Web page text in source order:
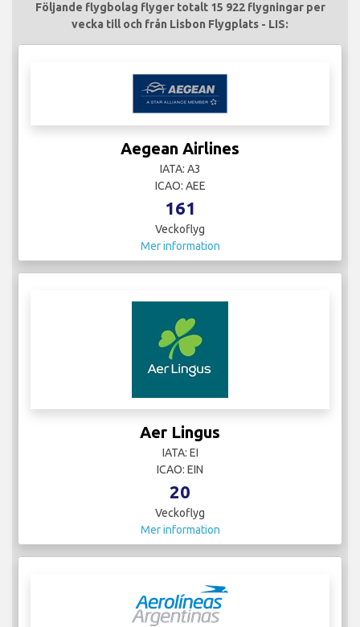
Följande flygbolag flyger totalt 15 922 flygningar per
vecka till och från Lisbon Flygplats - LIS:
Aegean Airlines
IATA: A3
ICAO: AEE
161
Veckoflyg
Mer information
Aer Lingus
IATA: EI
ICAO: EIN
20
Veckoflyg
Mer information